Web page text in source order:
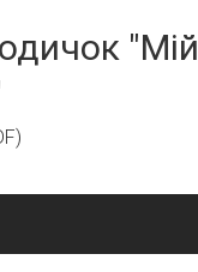
"Мій